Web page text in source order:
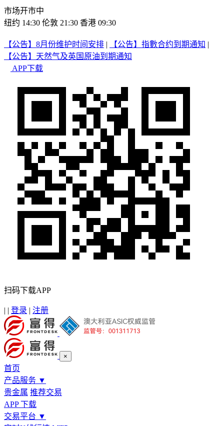
市场开市中
纽约 14:30 伦敦 21:30 香港 09:30
【公告】8月份维护时间安排 | 【公告】指數合约到期通知 |
【公告】天然气及英国原油到期通知
APP下载
扫码下载APP
| | 登录 | 注册
×
首页
产品服务 ▼
贵金属 推荐交易
APP 下载
交易平台 ▼